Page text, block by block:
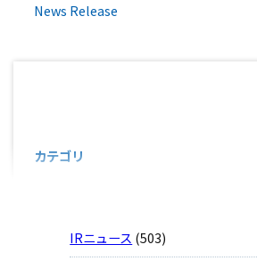
News Release
カテゴリ
IRニュース (503)